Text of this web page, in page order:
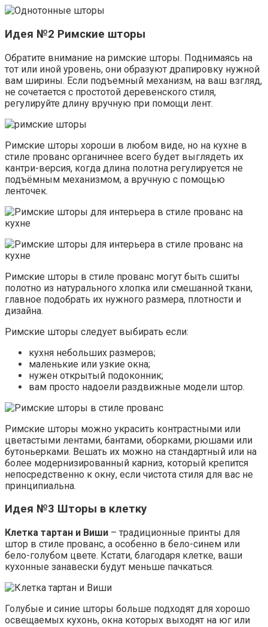
Идея №2 Римские шторы
Обратите внимание на римские шторы. Поднимаясь на
тот или иной уровень, они образуют драпировку нужной
вам ширины. Если подъемный механизм, на ваш взгляд,
не сочетается с простотой деревенского стиля,
регулируйте длину вручную при помощи лент.
Римские шторы хороши в любом виде, но на кухне в
стиле прованс органичнее всего будет выглядеть их
кантри-версия, когда длина полотна регулируется не
подъёмным механизмом, а вручную с помощью
ленточек.
Римские шторы в стиле прованс могут быть сшиты
полотно из натурального хлопка или смешанной ткани,
главное подобрать их нужного размера, плотности и
дизайна.
Римские шторы следует выбирать если:
кухня небольших размеров;
маленькие или узкие окна;
нужен открытый подоконник;
вам просто надоели раздвижные модели штор.
Римские шторы можно украсить контрастными или
цветастыми лентами, бантами, оборками, рюшами или
бутоньерками. Вешать их можно на стандартный или на
более модернизированный карниз, который крепится
непосредственно к окну, если чистота стиля для вас не
принципиальна.
Идея №3 Шторы в клетку
Клетка тартан и Виши – традиционные принты для
штор в стиле прованс, а особенно в бело-синем или
бело-голубом цвете. Кстати, благодаря клетке, ваши
кухонные занавески будут меньше пачкаться.
Голубые и синие шторы больше подходят для хорошо
освещаемых кухонь, окна которых выходят на юг или